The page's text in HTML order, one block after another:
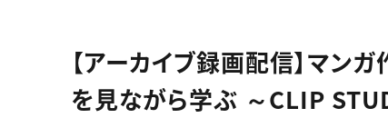
【アーカイブ録画配信】マン
を見ながら学ぶ ～CLIP